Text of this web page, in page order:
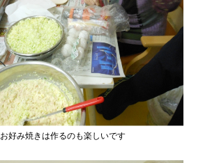
お好み焼きは作るのも楽しいです